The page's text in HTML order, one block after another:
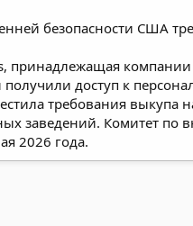
безопасности США
принадлежащая компании
доступ к
требования выкупа
заведений. Комитет по
2026 года.